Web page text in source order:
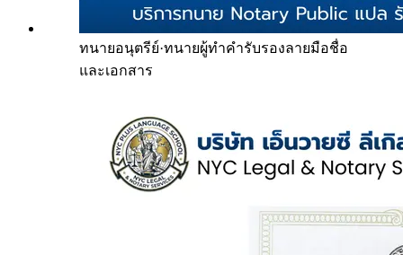
ทนายอนุตรีย์·ทนายผู้ทำคำรับรองลายมือชื่อ
และเอกสาร